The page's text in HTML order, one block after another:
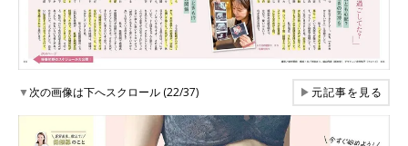
▼次の画像は下へスクロール (22/37) ▶元記事を見る